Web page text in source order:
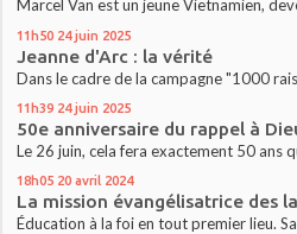
Marcel Van est un jeune Vietnamien,
11h50 24 juin 2025
Jeanne d'Arc : la vérité
Dans le cadre de la campagne "1000
11h39 24 juin 2025
50e anniversaire du rappel à
Le 26 juin, cela fera exactement 50 ans
18h05 20 avril 2024
La mission évangélisatrice des
Éducation à la foi en tout premier lieu.